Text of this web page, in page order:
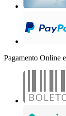
Pagamento Online